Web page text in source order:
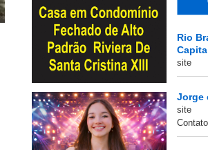
Rio
site
Jorge
site